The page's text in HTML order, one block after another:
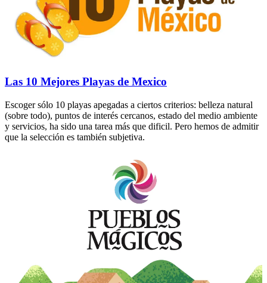
Las 10 Mejores Playas de Mexico
Escoger sólo 10 playas apegadas a ciertos criterios: belleza natural
(sobre todo), puntos de interés cercanos, estado del medio ambiente
y servicios, ha sido una tarea más que dificil. Pero hemos de admitir
que la selección es también subjetiva.